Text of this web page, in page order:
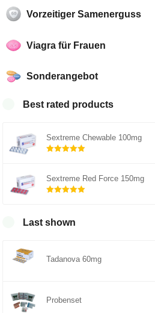
Vorzeitiger Samenerguss
Viagra für Frauen
Sonderangebot
Best rated products
Sextreme Chewable 100mg
5
Sextreme Red Force 150mg
Last shown
Tadanova 60mg
Probenset